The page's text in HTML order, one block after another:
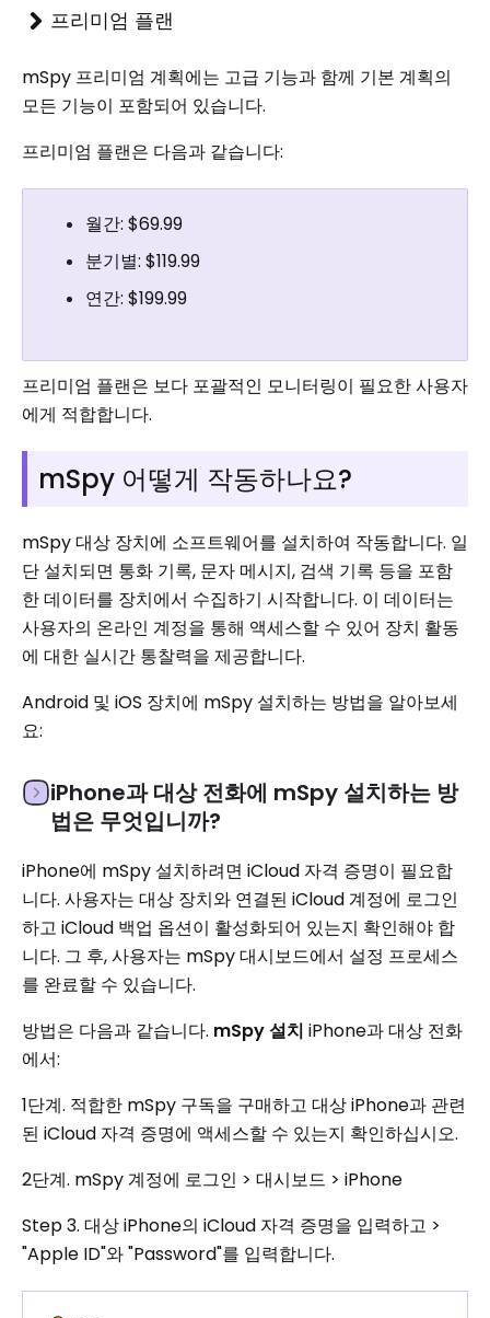
프리미엄 플랜
mSpy 프리미엄 계획에는 고급 기능과 함께 기본 계획의
모든 기능이 포함되어 있습니다.
프리미엄 플랜은 다음과 같습니다:
월간: $69.99
분기별: $119.99
연간: $199.99
프리미엄 플랜은 보다 포괄적인 모니터링이 필요한 사용자
에게 적합합니다.
mSpy 어떻게 작동하나요?
mSpy 대상 장치에 소프트웨어를 설치하여 작동합니다. 일
단 설치되면 통화 기록, 문자 메시지, 검색 기록 등을 포함
한 데이터를 장치에서 수집하기 시작합니다. 이 데이터는
사용자의 온라인 계정을 통해 액세스할 수 있어 장치 활동
에 대한 실시간 통찰력을 제공합니다.
Android 및 iOS 장치에 mSpy 설치하는 방법을 알아보세
요:
iPhone과 대상 전화에 mSpy 설치하는 방
법은 무엇입니까?
iPhone에 mSpy 설치하려면 iCloud 자격 증명이 필요합
니다. 사용자는 대상 장치와 연결된 iCloud 계정에 로그인
하고 iCloud 백업 옵션이 활성화되어 있는지 확인해야 합
니다. 그 후, 사용자는 mSpy 대시보드에서 설정 프로세스
를 완료할 수 있습니다.
방법은 다음과 같습니다. mSpy 설치 iPhone과 대상 전화
에서:
1단계. 적합한 mSpy 구독을 구매하고 대상 iPhone과 관련
된 iCloud 자격 증명에 액세스할 수 있는지 확인하십시오.
2단계. mSpy 계정에 로그인 > 대시보드 > iPhone
Step 3. 대상 iPhone의 iCloud 자격 증명을 입력하고 >
"Apple ID"와 "Password"를 입력합니다.